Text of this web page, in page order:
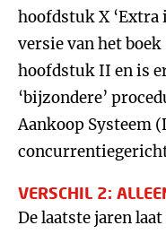
hoofdstuk X ‘Extra
versie van het
hoofdstuk II en is
‘bijzondere’
Aankoop Systeem
VERSCHIL 2:
De laatste jaren